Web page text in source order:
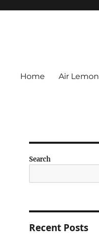
Home Air Lemon
Search
Recent Posts